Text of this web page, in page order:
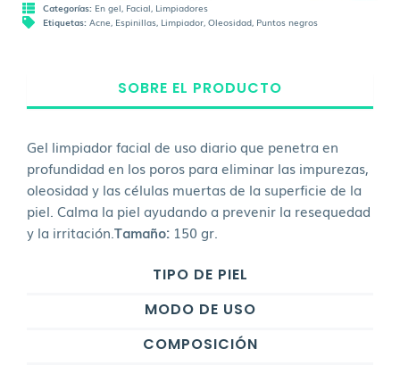
Categorías: En gel, Facial, Limpiadores
Etiquetas: Acne, Espinillas, Limpiador, Oleosidad, Puntos negros
SOBRE EL PRODUCTO
TIPO DE PIEL
MODO DE USO
COMPOSICIÓN
Gel limpiador facial de uso diario que penetra en
profundidad en los poros para eliminar las impurezas,
oleosidad y las células muertas de la superficie de la
piel. Calma la piel ayudando a prevenir la resequedad
y la irritación. Tamaño: 150 gr.